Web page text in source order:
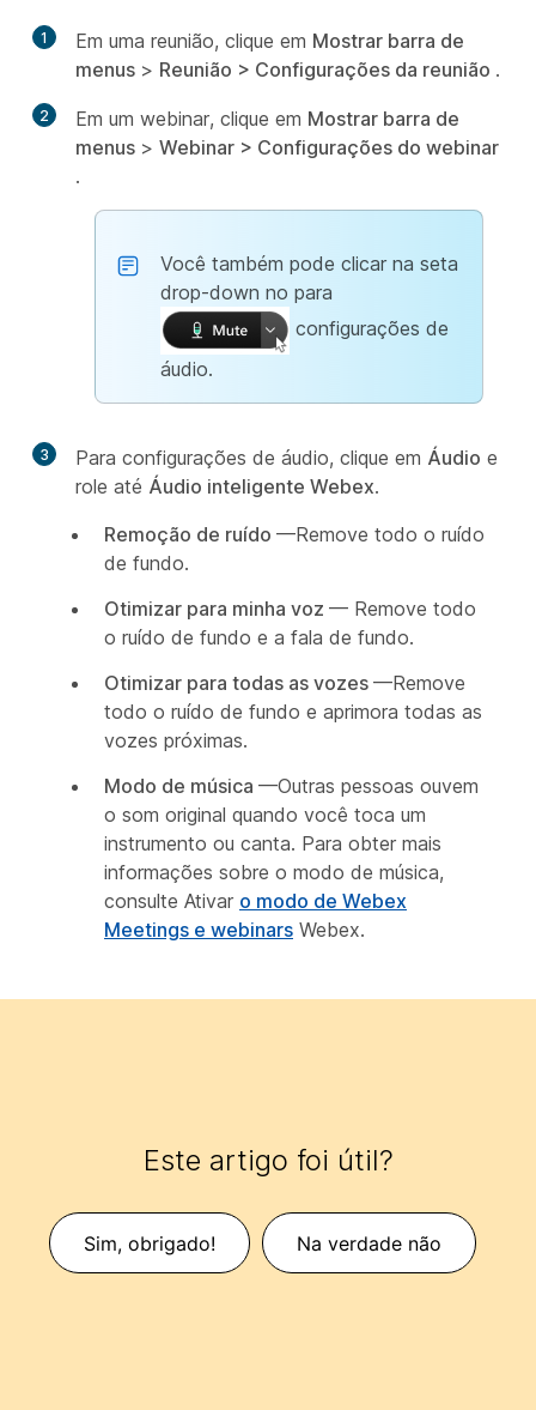
1 Em uma reunião, clique em Mostrar barra de
menus > Reunião > Configurações da reunião .
2 Em um webinar, clique em Mostrar barra de
menus > Webinar > Configurações do webinar
.
Você também pode clicar na seta
drop-down no para
configurações de
áudio.
3 Para configurações de áudio, clique em Áudio e
role até Áudio inteligente Webex.
Remoção de ruído —Remove todo o ruído
de fundo.
Otimizar para minha voz — Remove todo
o ruído de fundo e a fala de fundo.
Otimizar para todas as vozes —Remove
todo o ruído de fundo e aprimora todas as
vozes próximas.
Modo de música —Outras pessoas ouvem
o som original quando você toca um
instrumento ou canta. Para obter mais
informações sobre o modo de música,
consulte Ativar o modo de Webex
Meetings e webinars Webex.
Este artigo foi útil?
Sim, obrigado! Na verdade não